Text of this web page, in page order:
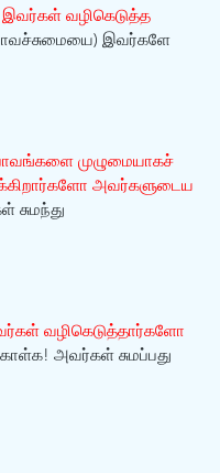
வழிகெடுத்த
இவர்களே
முழுமையாகச்
அவர்களுடைய
சுமந்து
வழிகெடுத்தார்களோ
அவர்கள் சுமப்பது